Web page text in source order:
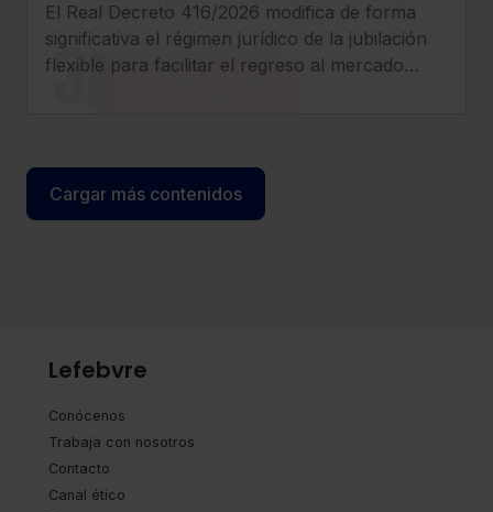
introduce el Real Decreto
416/2026
El Real Decreto 416/2026 modifica de forma
significativa el régimen jurídico de la jubilación
flexible para facilitar el regreso al mercado
determinados complementos.
Cargar más contenidos
Lefebvre
Conócenos
Trabaja con nosotros
Contacto
Canal ético